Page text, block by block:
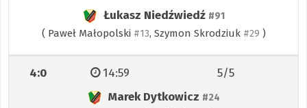
Łukasz Niedźwiedź #91
( Paweł Małopolski #13, Szymon Skrodziuk #29 )
4:0
Marek Dytkowicz #24
5/5
14:59